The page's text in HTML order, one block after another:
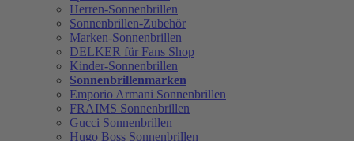
Herren-Sonnenbrillen
Sonnenbrillen-Zubehör
Marken-Sonnenbrillen
DELKER für Fans Shop
Kinder-Sonnenbrillen
Sonnenbrillenmarken
Emporio Armani Sonnenbrillen
FRAIMS Sonnenbrillen
Gucci Sonnenbrillen
Hugo Boss Sonnenbrillen